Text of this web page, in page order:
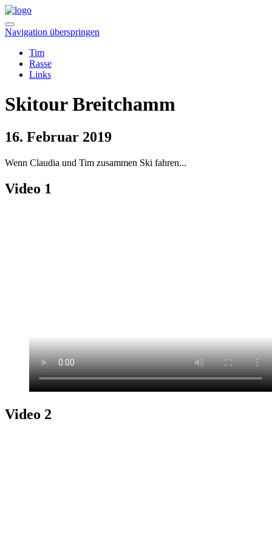
Navigation überspringen
Tim
Rasse
Links
Skitour Breitchamm
16. Februar 2019
Wenn Claudia und Tim zusammen Ski fahren...
Video 1
Video 2